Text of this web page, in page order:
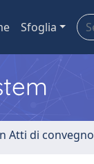
Sfoglia
Atti di convegno